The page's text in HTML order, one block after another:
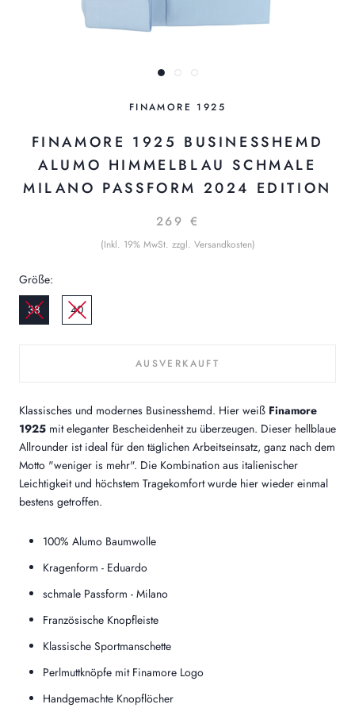
FINAMORE 1925
FINAMORE 1925 BUSINESSHEMD
ALUMO HIMMELBLAU SCHMALE
MILANO PASSFORM 2024 EDITION
269 €
(Inkl. 19% MwSt. zzgl. Versandkosten)
Größe:
38
40
AUSVERKAUFT
Klassisches und modernes Businesshemd. Hier weiß Finamore
1925 mit eleganter Bescheidenheit zu überzeugen. Dieser hellblaue
Allrounder ist ideal für den täglichen Arbeitseinsatz, ganz nach dem
Motto "weniger is mehr". Die Kombination aus italienischer
Leichtigkeit und höchstem Tragekomfort wurde hier wieder einmal
bestens getroffen.
100% Alumo Baumwolle
Kragenform - Eduardo
schmale Passform - Milano
Französische Knopfleiste
Klassische Sportmanschette
Perlmuttknöpfe mit Finamore Logo
Handgemachte Knopflöcher